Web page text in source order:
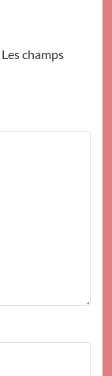
Les champs